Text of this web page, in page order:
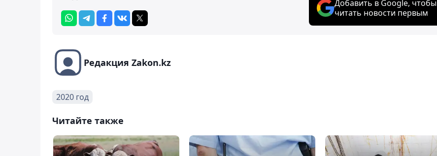
Добавить в Google, чтобы
читать новости первым
Редакция Zakon.kz
2020 год
Читайте также